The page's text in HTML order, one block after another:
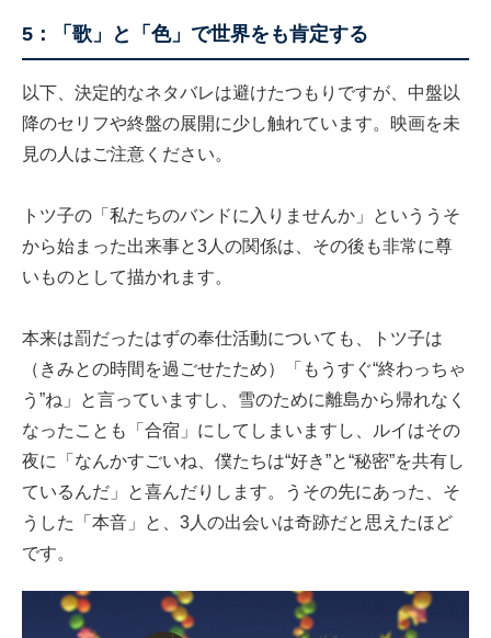
5：「歌」と「色」で世界をも肯定する
以下、決定的なネタバレは避けたつもりですが、中盤以
降のセリフや終盤の展開に少し触れています。映画を未
見の人はご注意ください。
トツ子の「私たちのバンドに入りませんか」といううそ
から始まった出来事と3人の関係は、その後も非常に尊
いものとして描かれます。
本来は罰だったはずの奉仕活動についても、トツ子は
（きみとの時間を過ごせたため）「もうすぐ“終わっちゃ
う”ね」と言っていますし、雪のために離島から帰れなく
なったことも「合宿」にしてしまいますし、ルイはその
夜に「なんかすごいね、僕たちは“好き”と“秘密”を共有し
ているんだ」と喜んだりします。うその先にあった、そ
うした「本音」と、3人の出会いは奇跡だと思えたほど
です。